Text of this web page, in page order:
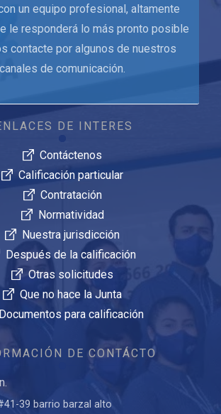
un equipo profesional, altamente
le responderá lo más pronto posible
contacte por algunos de nuestros
canales de comunicación.
DE INTERES
Contáctenos
Calificación particular
Contratación
Normatividad
Nuestra jurisdicción
Después de la calificación
Otras solicitudes
Que no hace la Junta
Documentos para calificación
DE CONTÁCTO
39 barrio barzal alto